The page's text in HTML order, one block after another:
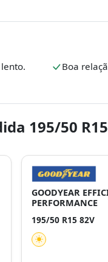
Boa
195/50
GOODYEAR
PERFORMANCE
195/50 R15 82V